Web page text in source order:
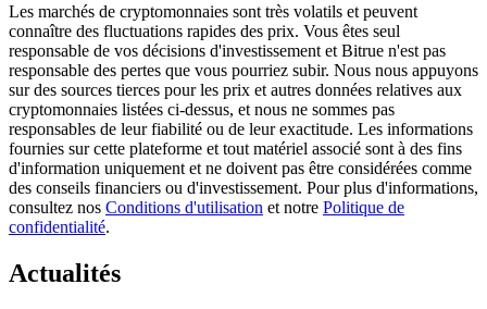
Devenez un trader de copie
Profitez du partage des bénéfices et des commissions de copy
trading
Les marchés de cryptomonnaies sont très volatils et peuvent
connaître des fluctuations rapides des prix. Vous êtes seul
responsable de vos décisions d'investissement et Bitrue n'est pas
responsable des pertes que vous pourriez subir. Nous nous appuyons
sur des sources tierces pour les prix et autres données relatives aux
cryptomonnaies listées ci-dessus, et nous ne sommes pas
responsables de leur fiabilité ou de leur exactitude. Les informations
fournies sur cette plateforme et tout matériel associé sont à des fins
d'information uniquement et ne doivent pas être considérées comme
des conseils financiers ou d'investissement. Pour plus d'informations,
consultez nos Conditions d'utilisation et notre Politique de
confidentialité.
Actualités